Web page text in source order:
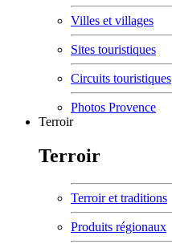
Villes et villages
Sites touristiques
Circuits touristiques
Photos Provence
Terroir
Terroir
Terroir et traditions
Produits régionaux